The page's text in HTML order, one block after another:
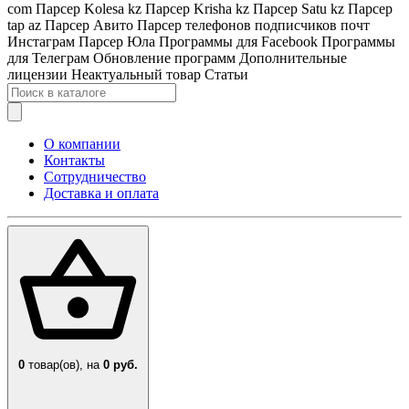
com Парсер Kolesa kz Парсер Krisha kz Парсер Satu kz Парсер
tap az Парсер Авито Парсер телефонов подписчиков почт
Инстаграм Парсер Юла Программы для Facebook Программы
для Телеграм Обновление программ Дополнительные
лицензии Неактуальный товар Статьи
О компании
Контакты
Сотрудничество
Доставка и оплата
0 товар(ов), на 0 руб.